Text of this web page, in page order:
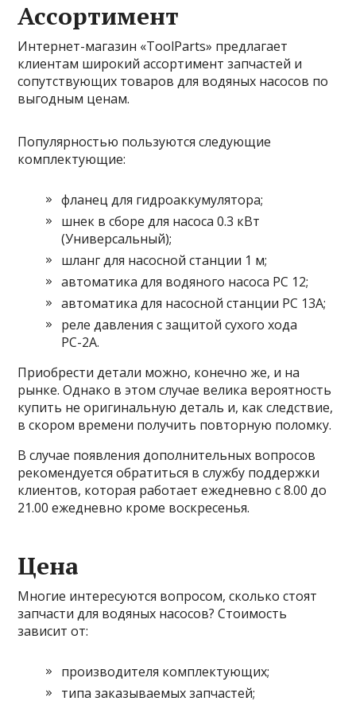
Ассортимент
Интернет-магазин «ToolParts» предлагает
клиентам широкий ассортимент запчастей и
сопутствующих товаров для водяных насосов по
выгодным ценам.
Популярностью пользуются следующие
комплектующие:
фланец для гидроаккумулятора;
шнек в сборе для насоса 0.3 кВт
(Универсальный);
шланг для насосной станции 1 м;
автоматика для водяного насоса PC 12;
автоматика для насосной станции PC 13A;
реле давления c защитой сухого хода
РС-2А.
Приобрести детали можно, конечно же, и на
рынке. Однако в этом случае велика вероятность
купить не оригинальную деталь и, как следствие,
в скором времени получить повторную поломку.
В случае появления дополнительных вопросов
рекомендуется обратиться в службу поддержки
клиентов, которая работает ежедневно с 8.00 до
21.00 ежедневно кроме воскресенья.
Цена
Многие интересуются вопросом, сколько стоят
запчасти для водяных насосов? Стоимость
зависит от:
производителя комплектующих;
типа заказываемых запчастей;